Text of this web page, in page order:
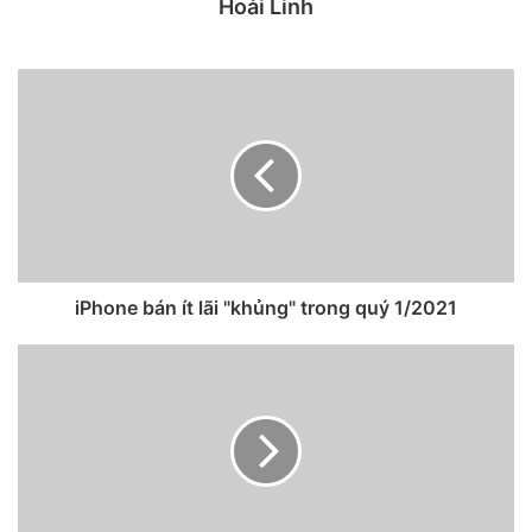
là da bê. AirTag bản thường chỉ có giá 29 USD và phần còn
lại là được thổi giá nhờ phiên bản chất liệu xa xỉ.
Hoài Linh
iPhone bán ít lãi "khủng" trong quý 1/2021